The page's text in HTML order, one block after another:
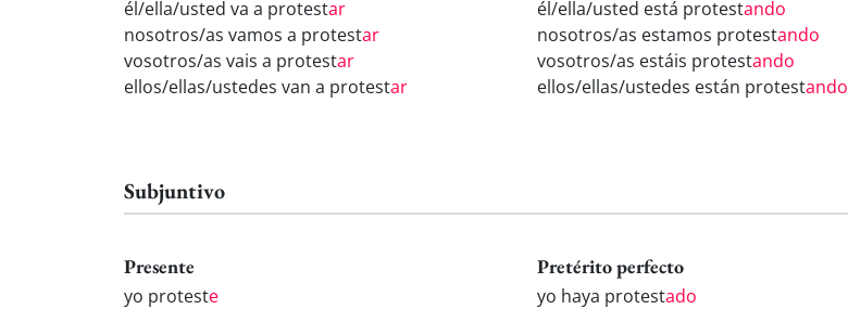
él/ella/usted va a protestar
nosotros/as vamos a protestar
vosotros/as vais a protestar
ellos/ellas/ustedes van a protestar
él/ella/usted está protestando
nosotros/as estamos protestando
vosotros/as estáis protestando
ellos/ellas/ustedes están protestando
Subjuntivo
Presente
yo proteste
Pretérito perfecto
yo haya protestado